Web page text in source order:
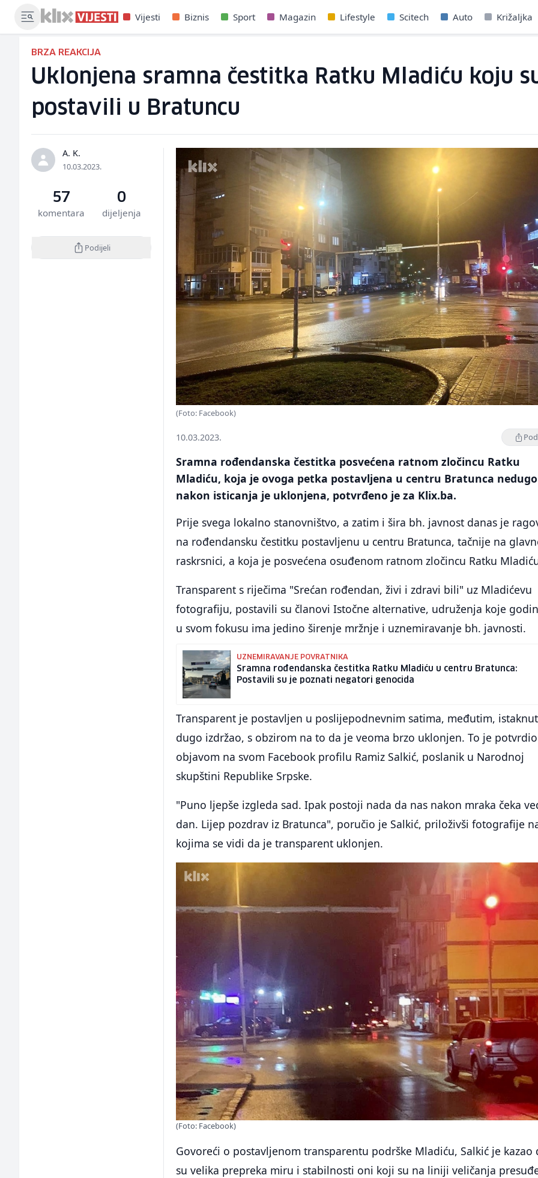
Vijesti Biznis Sport Magazin Lifestyle Scitech Auto Križaljka
BRZA REAKCIJA
Uklonjena sramna čestitka Ratku Mladiću koju
postavili u Bratuncu
A. K.
10.03.2023.
57
komentara
0
dijeljenja
Podijeli
(Foto: Facebook)
10.03.2023.
Sramna rođendanska čestitka posvećena ratnom zločincu Ratku
Mladiću, koja je ovoga petka postavljena u centru Bratunca nedugo
nakon isticanja je uklonjena, potvrđeno je za Klix.ba.
Prije svega lokalno stanovništvo, a zatim i šira bh. javnost danas je
na rođendansku čestitku postavljenu u centru Bratunca, tačnije na
raskrsnici, a koja je posvećena osuđenom ratnom zločincu Ratku
Transparent s riječima "Srećan rođendan, živi i zdravi bili" uz Mladićevu
fotografiju, postavili su članovi Istočne alternative, udruženja koje
u svom fokusu ima jedino širenje mržnje i uznemiravanje bh. javnosti.
UZNEMIRAVANJE POVRATNIKA
Sramna rođendanska čestitka Ratku Mladiću u centru Bratunca:
Postavili su je poznati negatori genocida
Transparent je postavljen u poslijepodnevnim satima, međutim,
dugo izdržao, s obzirom na to da je veoma brzo uklonjen. To je
objavom na svom Facebook profilu Ramiz Salkić, poslanik u Narodnoj
skupštini Republike Srpske.
"Puno ljepše izgleda sad. Ipak postoji nada da nas nakon mraka čeka
dan. Lijep pozdrav iz Bratunca", poručio je Salkić, priloživši fotografije
kojima se vidi da je transparent uklonjen.
(Foto: Facebook)
Govoreći o postavljenom transparentu podrške Mladiću, Salkić je kazao
su velika prepreka miru i stabilnosti oni koji su na liniji veličanja